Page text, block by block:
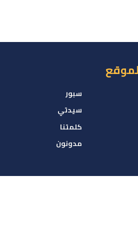
سبور
سيدتي
كلمتنا
مدونون